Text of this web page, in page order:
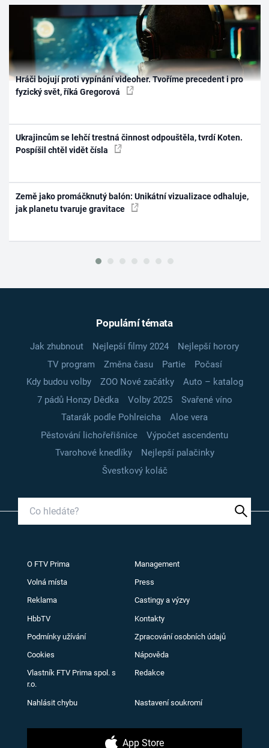
Hráči bojují proti vypínání videoher. Tvoříme precedent i pro
fyzický svět, říká Gregorová
Ukrajincům se lehčí trestná činnost odpouštěla, tvrdí Koten.
Pospíšil chtěl vidět čísla
Země jako promáčknutý balón: Unikátní vizualizace odhaluje,
jak planetu tvaruje gravitace
Populární témata
Jak zhubnout Nejlepší filmy 2024
Nejlepší horory
TV program
Změna času Partie
Počasí
Kdy budou volby
ZOO Nové začátky
Auto – katalog
7 pádů Honzy Dědka
Volby 2025
Svařené víno
Tatarák podle Pohlreicha
Aloe vera
Pěstování lichořeřišnice
Výpočet ascendentu
Tvarohové knedlíky
Nejlepší palačinky
Švestkový koláč
O FTV Prima Management
Volná místa Press
Reklama Castingy a výzvy
HbbTV Kontakty
Podmínky užívání Zpracování osobních údajů
Cookies Nápověda
Vlastník FTV Prima spol. s
r.o.
Redakce
Nahlásit chybu Nastavení soukromí
App Store